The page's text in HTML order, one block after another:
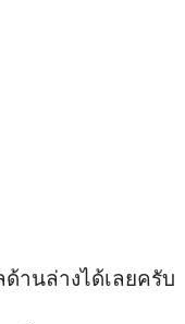
านล่างได้เลยครับ